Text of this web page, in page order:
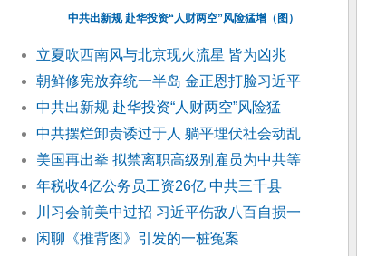
中共出新规 赴华投资“人财两空”风险猛增（图）
立夏吹西南风与北京现火流星 皆为凶兆
朝鲜修宪放弃统一半岛 金正恩打脸习近平
中共出新规 赴华投资“人财两空”风险猛
中共摆烂卸责诿过于人 躺平埋伏社会动乱
美国再出拳 拟禁离职高级别雇员为中共等
年税收4亿公务员工资26亿 中共三千县
川习会前美中过招 习近平伤敌八百自损一
闲聊《推背图》引发的一桩冤案